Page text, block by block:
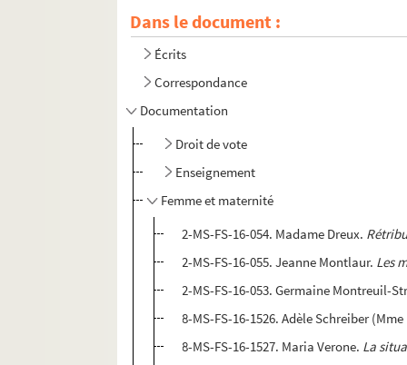
Dans le document :
Écrits
Correspondance
Documentation
Droit de vote
Enseignement
Femme et maternité
2-MS-FS-16-054. Madame Dreux.
2-MS-FS-16-055. Jeanne Montlaur. Les
2-MS-FS-16-053. Germaine Montreuil-
8-MS-FS-16-1526. Adèle Schreiber
8-MS-FS-16-1527. Maria Verone. La